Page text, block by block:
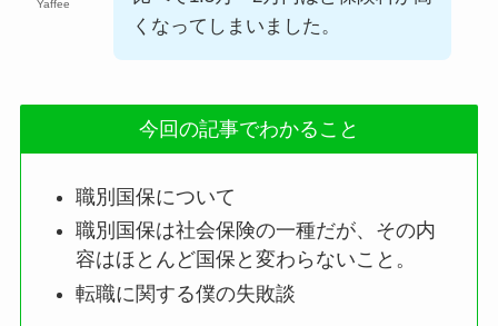
Yaffee
くなってしまいました。
今回の記事でわかること
職別国保について
職別国保は社会保険の一種だが、その内
容はほとんど国保と変わらないこと。
転職に関する僕の失敗談